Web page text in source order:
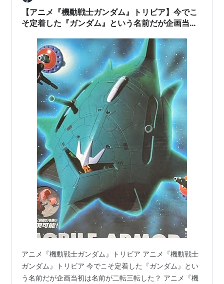
称は、特許庁により正式に…
【アニメ『機動戦士ガンダム』トリビア】今でこ
そ定着した『ガンダム』という名前だが企画当初
アニメ『機動戦士ガンダム』トリビア アニメ『機動戦士
ガンダム』トリビア 今でこそ定着した『ガンダム』とい
う名前だが企画当初は名前が二転三転した？ アニメ『機